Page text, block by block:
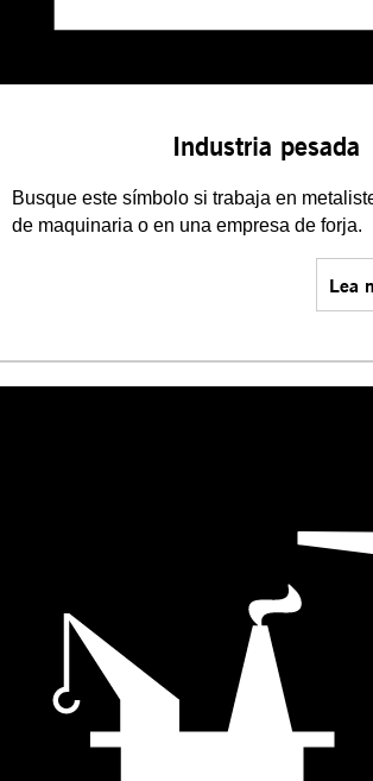
Industria pesada
Busque este símbolo si trabaja en
de maquinaria o en una empresa de forja.
Lea